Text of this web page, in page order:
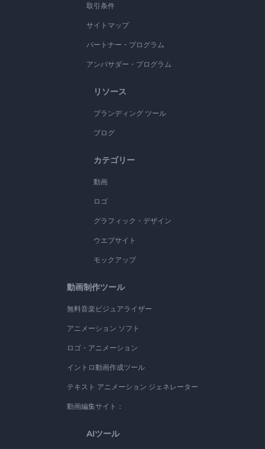
取引条件
サイトマップ
パートナー・プログラム
アンバサダー・プログラム
リソース
ブランディング ツール
ブログ
カテゴリー
動画
ロゴ
グラフィック・デザイン
ウエブサイト
モックアップ
動画制作ツール
無料音楽ビジュアライザー
アニメーション ソフト
ロゴ・アニメーション
イントロ動画作成ツール
テキスト アニメーション ジェネレーター
動画編集サイト：
AIツール